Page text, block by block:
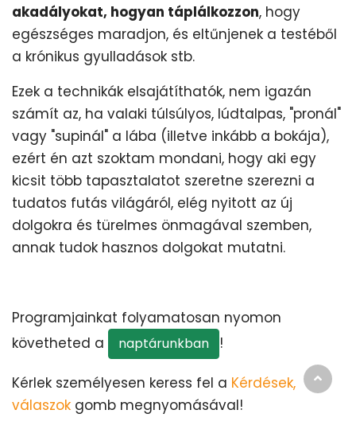
akadályokat, hogyan táplálkozzon, hogy
egészséges maradjon, és eltűnjenek a testéből
a krónikus gyulladások stb.
Ezek a technikák elsajátíthatók, nem igazán
számít az, ha valaki túlsúlyos, lúdtalpas, "pronál"
vagy "supinál" a lába (illetve inkább a bokája),
ezért én azt szoktam mondani, hogy aki egy
kicsit több tapasztalatot szeretne szerezni a
tudatos futás világáról, elég nyitott az új
dolgokra és türelmes önmagával szemben,
annak tudok hasznos dolgokat mutatni.
Programjainkat folyamatosan nyomon
követheted a
naptárunkban !
Kérlek személyesen keress fel a Kérdések,
válaszok gomb megnyomásával!